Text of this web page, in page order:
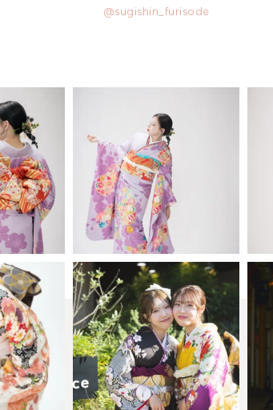
@sugishin_furisode